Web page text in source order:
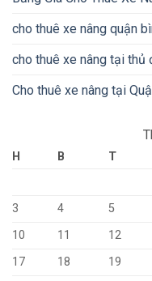
cho thuê xe nâng quận
cho thuê xe nâng tại thủ
Cho thuê xe nâng tại
H B T
3
4 5
10
11 12
17
18 19